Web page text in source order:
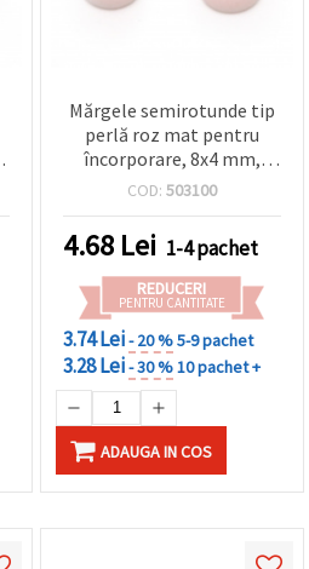
Mărgele semirotunde tip
perlă roz mat pentru
încorporare, 8x4 mm,
gaură 1 mm - 20 buc.
COD: 503100
4.68 Lei 1-4 pachet
REDUCERI
PENTRU CANTITATE
3.74 Lei- 20 %5-9 pachet
3.28 Lei- 30 %10 pachet +
ADAUGA IN COS